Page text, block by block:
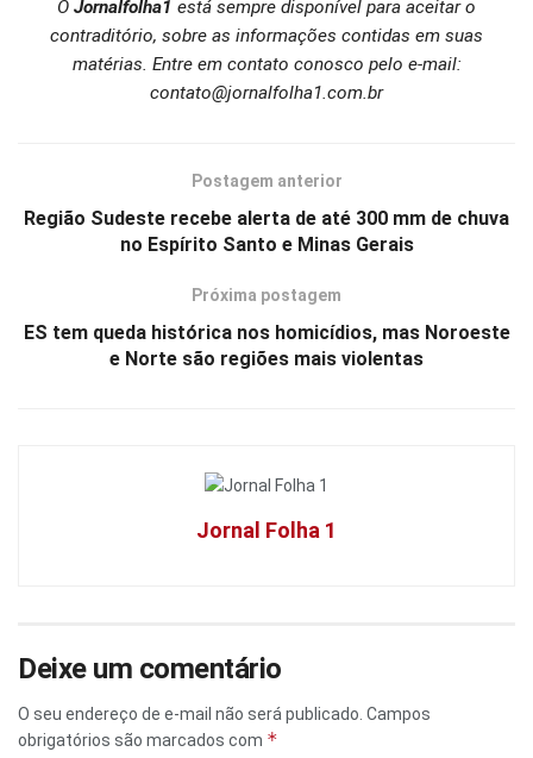
O Jornalfolha1 está sempre disponível para aceitar o
contraditório, sobre as informações contidas em suas
matérias. Entre em contato conosco pelo e-mail:
contato@jornalfolha1.com.br
Postagem anterior
Região Sudeste recebe alerta de até 300 mm de chuva
no Espírito Santo e Minas Gerais
Próxima postagem
ES tem queda histórica nos homicídios, mas Noroeste
e Norte são regiões mais violentas
Jornal Folha 1
Deixe um comentário
O seu endereço de e-mail não será publicado. Campos
obrigatórios são marcados com *